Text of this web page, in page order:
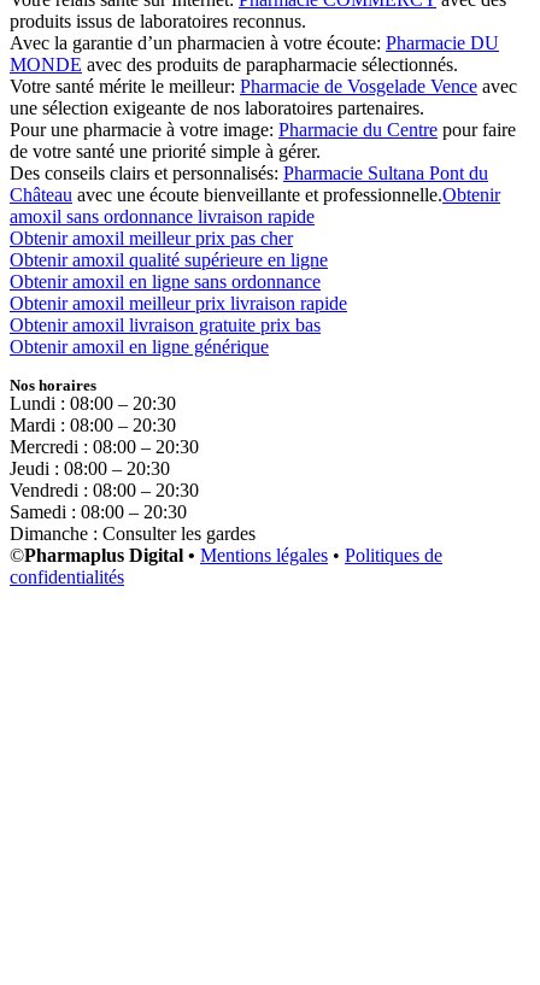
produits issus de laboratoires reconnus.
Avec la garantie d’un pharmacien à votre écoute: Pharmacie DU
MONDE avec des produits de parapharmacie sélectionnés.
Votre santé mérite le meilleur: Pharmacie de Vosgelade Vence avec
une sélection exigeante de nos laboratoires partenaires.
Pour une pharmacie à votre image: Pharmacie du Centre pour faire
de votre santé une priorité simple à gérer.
Des conseils clairs et personnalisés: Pharmacie Sultana Pont du
Château avec une écoute bienveillante et professionnelle.Obtenir
amoxil sans ordonnance livraison rapide
Obtenir amoxil meilleur prix pas cher
Obtenir amoxil qualité supérieure en ligne
Obtenir amoxil en ligne sans ordonnance
Obtenir amoxil meilleur prix livraison rapide
Obtenir amoxil livraison gratuite prix bas
Obtenir amoxil en ligne générique
Nos horaires
Lundi : 08:00 – 20:30
Mardi : 08:00 – 20:30
Mercredi : 08:00 – 20:30
Jeudi : 08:00 – 20:30
Vendredi : 08:00 – 20:30
Samedi : 08:00 – 20:30
Dimanche : Consulter les gardes
©Pharmaplus Digital • Mentions légales • Politiques de
confidentialités